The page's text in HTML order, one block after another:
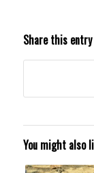
Share this entry
You might also